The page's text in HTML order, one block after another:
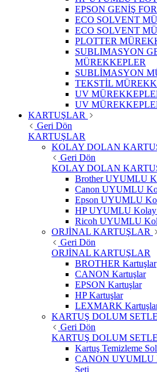
EPSON GENİŞ
ECO SOLVENT
ECO SOLVENT
PLOTTER
SUBLIMASYON
MÜREKKEPLER
SUBLİMASYON
TEKSTİL
UV
UV
KARTUŞLAR
Geri Dön
KARTUŞLAR
KOLAY DOLAN
Geri Dön
KOLAY DOLAN
Brother UYUMLU
Canon UYUMLU
Epson UYUMLU
HP UYUMLU Kolay
Ricoh UYUMLU
ORJİNAL KARTUŞLAR
Geri Dön
ORJİNAL KARTUŞLAR
BROTHER Kartuşlar
CANON Kartuşlar
EPSON Kartuşlar
HP Kartuşlar
LEXMARK
KARTUŞ DOLUM
Geri Dön
KARTUŞ DOLUM
Kartuş Temizleme
CANON UYUMLU
Seti